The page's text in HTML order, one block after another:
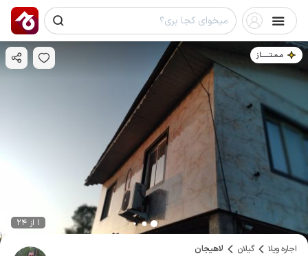
مـمـتــــــاز
1 از 24
اجاره ویلا گیلان لاهیجان